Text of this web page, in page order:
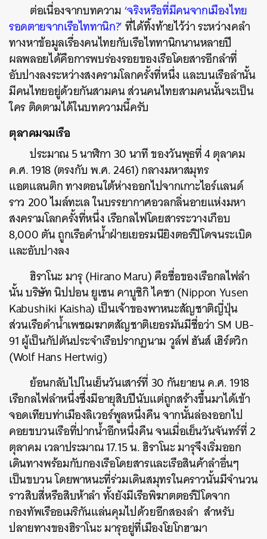
ต่อเนื่องจากบทความ‘จริงหรือที่มีคนจากเมืองไทย
รอดตายจากเรือไททานิก?’ที่ได้ทิ้งท้ายไว้ว่า ระหว่างคลำ
ทางหาข้อมูลเรื่องคนไทยกับเรือไททานิกนานหลายปี
ผลพลอยได้คือการพบร่องรอยของเรือโดยสารอีกลำที่
อับปางลงระหว่างสงครามโลกครั้งที่หนึ่ง และบนเรือลำนั้น
มีคนไทยอยู่ด้วยกันสามคน ส่วนคนไทยสามคนนั้นจะเป็น
ใคร ติดตามได้ในบทความนี้ครับ
ตุลาคมจมเรือ
ประมาณ 5 นาฬิกา 30 นาที ของวันพุธที่ 4 ตุลาคม
ค.ศ. 1918 (ตรงกับ พ.ศ. 2461) กลางมหาสมุทร
แอตแลนติก ทางตอนใต้ห่างออกไปจากเกาะไอร์แลนด์
ราว 200 ไมล์ทะเล ในบรรยากาศอวลกลิ่นอายแห่งมหา
สงครามโลกครั้งที่หนึ่ง เรือกลไฟโดยสารระวางเกือบ
8,000 ตัน ถูกเรือดำน้ำฝ่ายเยอรมนียิงตอร์ปิโดจนระเบิด
และอับปางลง
ฮิราโนะ มารุ (Hirano Maru) คือชื่อของเรือกลไฟลำ
นั้น บริษัท นิปปอน ยูเซน คาบูชิกิ ไคชา (Nippon Yusen
Kabushiki Kaisha) เป็นเจ้าของพาหนะสัญชาติญี่ปุ่น
ส่วนเรือดำน้ำเพชฌฆาตสัญชาติเยอรมันมีชื่อว่า SM UB-
91 ผู้เป็นกัปตันประจำเรือปรากฏนาม วูล์ฟ ฮันส์ เฮิร์ตวิก
(Wolf Hans Hertwig)
ย้อนกลับไปในเย็นวันเสาร์ที่ 30 กันยายน ค.ศ. 1918
เรือกลไฟลำหนึ่งซึ่งมีอายุสิบปีนับแต่ถูกสร้างขึ้นมาได้เข้า
จอดเทียบท่าเมืองลิเวอร์พูลหนึ่งคืน จากนั้นล่องออกไป
คอยขบวนเรือที่ปากน้ำอีกหนึ่งคืน จนเมื่อเย็นวันจันทร์ที่ 2
ตุลาคม เวลาประมาณ 17.15 น. ฮิราโนะ มารุจึงเริ่มออก
เดินทางพร้อมกับกองเรือโดยสารและเรือสินค้าลำอื่นๆ
เป็นขบวน โดยพาหนะที่ร่วมเดินสมุทรในคราวนั้นมีจำนวน
ราวสิบสี่หรือสิบห้าลำ ทั้งยังมีเรือพิฆาตตอร์ปิโดจาก
กองทัพเรืออเมริกันแล่นคุมไปด้วยอีกสองลำ สำหรับ
ปลายทางของฮิราโนะ มารุอยู่ที่เมืองโยโกฮามา